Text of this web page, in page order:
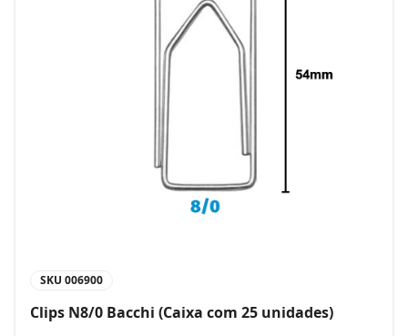
SKU 006900
Clips N8/0 Bacchi (Caixa com 25 unidades)